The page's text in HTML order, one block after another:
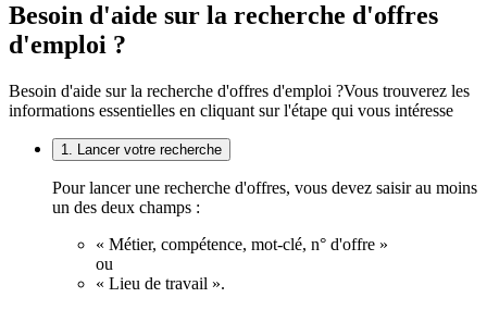
Besoin d'aide sur la recherche d'offres
d'emploi ?
Besoin d'aide sur la recherche d'offres d'emploi ?Vous trouverez les
informations essentielles en cliquant sur l'étape qui vous intéresse
1. Lancer votre recherche
Pour lancer une recherche d'offres, vous devez saisir au moins
un des deux champs :
« Métier, compétence, mot-clé, n° d'offre »
ou
« Lieu de travail ».